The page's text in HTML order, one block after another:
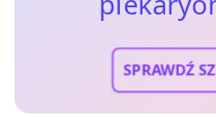
SPRAWDŹ